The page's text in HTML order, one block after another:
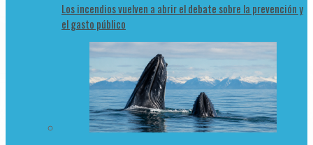
Los incendios vuelven a abrir el debate sobre la prevención y
el gasto público